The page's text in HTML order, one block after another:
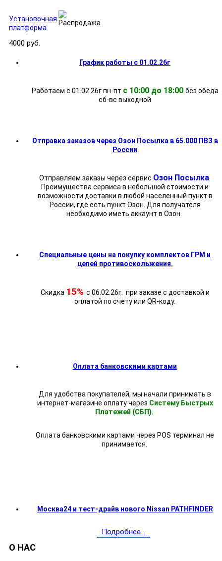
Установочная
платформа
4000 руб.
График работы с 01.02.26г
Работаем с 01.02.26г пн-пт с 10:00 до 18:00 без обеда
cб-вс выходной
Отправка заказов через Озон Посылка в 65.000 ПВЗ в
России
Отправляем заказы через сервис Озон Посылка
Преимущества сервиса в небольшой стоимости и
возможности доставки в любой населенный пункт в
России, где есть пункт Озон. Для получателя
необходимо иметь аккаунт в Озон.
Специальные цены на покупку комплектов ГРМ и
цепей противоскольжения.
Скидка 15% с 06.02.26г. при заказе с доставкой и
оплатой по счету или QR-коду.
Оплата банковскими картами
Для удобства покупателей, мы начали принимать в
интернет-магазине оплату через Систему Быстрых
Платежей (СБП).
Оплата банковскими картами через POS терминал не
принимается.
Москва24 и тест-драйв нового Nissan PATHFINDER
Подробнее...
О НАС